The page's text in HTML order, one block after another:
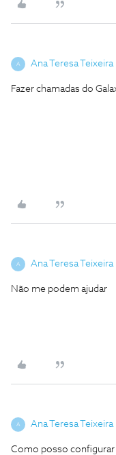
A Ana Teresa Teixeira
Fazer chamadas do
A Ana Teresa Teixeira
Não me podem ajudar
A Ana Teresa Teixeira
Como posso configurar